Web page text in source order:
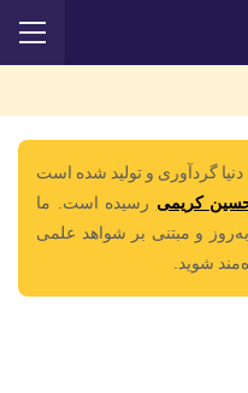
دنیا گردآوری و تولید شده است
کریمی رسیده است. ما
و مبتنی بر شواهد علمی
شوید.